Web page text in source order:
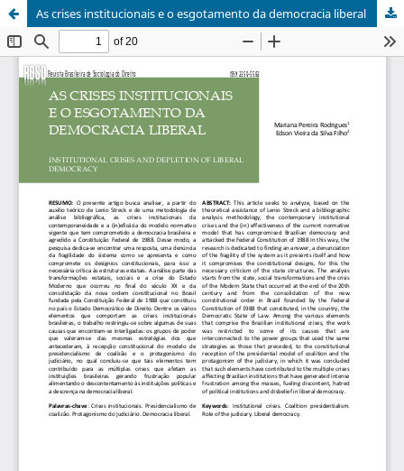
As crises institucionais e o esgotamento da democracia liberal